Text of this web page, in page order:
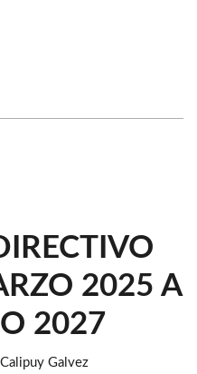
2025 A
2027
Galvez